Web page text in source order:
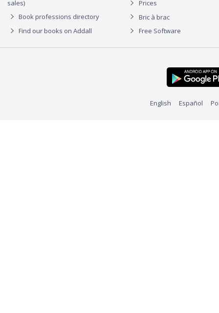
sales)
Book professions directory
Find our books on Addall
Prices
Bric à brac
Free Software
English Español